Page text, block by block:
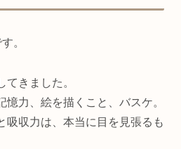
。
きました。
力、絵を描くこと、バスケ。
吸収力は、本当に目を見張るも